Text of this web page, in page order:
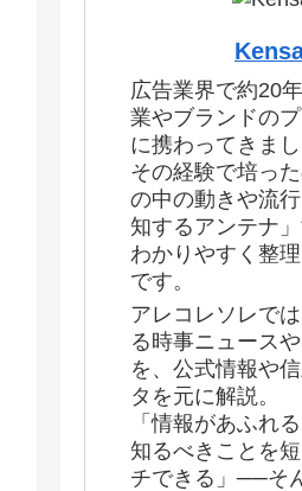
広告業界で約20
業やブランドの
に携わってきまし
その経験で培っ
の中の動きや流
知するアンテナ
わかりやすく整
です。
アレコレソレで
る時事ニュース
を、公式情報や
タを元に解説。
「情報があふれ
知るべきことを
チできる」──そ